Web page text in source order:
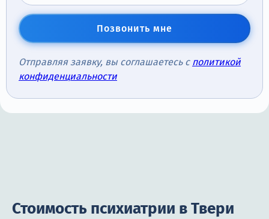
Позвонить мне
Отправляя заявку, вы соглашаетесь с политикой
конфиденциальности
Стоимость психиатрии в Твери